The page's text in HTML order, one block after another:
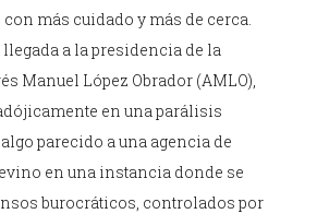
más cuidado y más de cerca.
llegada a la presidencia de la
Manuel López Obrador (AMLO),
en una parálisis
parecido a una agencia de
en una instancia donde se
burocráticos, controlados por